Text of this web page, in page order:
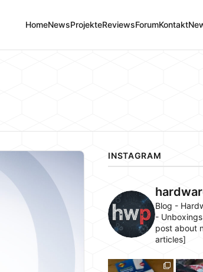
HomeNewsProjekteReviewsForumKontakt
INSTAGRAM
Blog -
-
post about
articles]